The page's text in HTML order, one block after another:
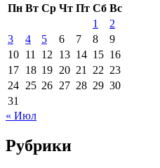
Пн Вт Ср Чт Пт Сб Вс
1
2
3
4 5 6 7 8
9
10 11 12 13 14 15 16
17 18 19 20 21 22 23
24 25 26 27 28 29 30
31
« Июл
Рубрики